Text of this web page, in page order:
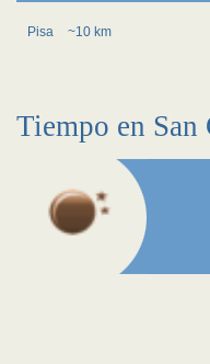
Pisa ~10 km
Tiempo en